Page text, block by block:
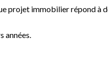
projet immobilier répond à